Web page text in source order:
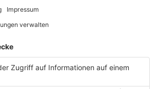
Aussagen der Mitarbeiter von
aber keinen Anspruch des
Gewinn.
findet vom Zeitpunkt der
bis Mittwoch, 19. Juni 2019,